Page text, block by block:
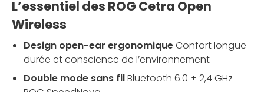
L’essentiel des ROG Cetra Open
Wireless
Design open-ear ergonomiqueConfort longue
durée et conscience de l’environnement
Double mode sans filBluetooth 6.0 + 2,4 GHz